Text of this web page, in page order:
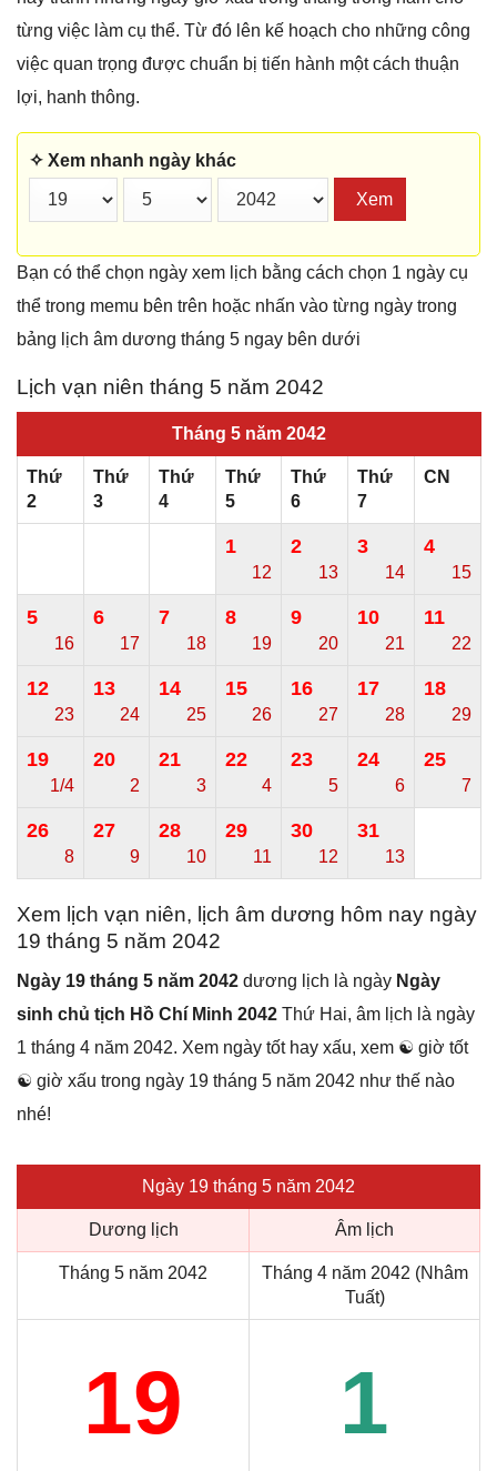
từng việc làm cụ thể. Từ đó lên kế hoạch cho những công
việc quan trọng được chuẩn bị tiến hành một cách thuận
lợi, hanh thông.
✧ Xem nhanh ngày khác
Xem
Bạn có thể chọn ngày xem lịch bằng cách chọn 1 ngày cụ
thể trong memu bên trên hoặc nhấn vào từng ngày trong
bảng lịch âm dương tháng 5 ngay bên dưới
Lịch vạn niên tháng 5 năm 2042
Tháng 5 năm 2042
Thứ
2
Thứ
3
Thứ
4
Thứ
5
Thứ
6
Thứ
7
CN
1
12
2
13
3
14
4
15
5
16
6
17
7
18
8
19
9
20
10
21
11
22
12
23
13
24
14
25
15
26
16
27
17
28
18
29
19
1/4
20
2
21
3
22
4
23
5
24
6
25
7
26
8
27
9
28
10
29
11
30
12
31
13
Xem lịch vạn niên, lịch âm dương hôm nay ngày
19 tháng 5 năm 2042
Ngày 19 tháng 5 năm 2042 dương lịch là ngày Ngày
sinh chủ tịch Hồ Chí Minh 2042 Thứ Hai, âm lịch là ngày
1 tháng 4 năm 2042. Xem ngày tốt hay xấu, xem ☯ giờ tốt
☯ giờ xấu trong ngày 19 tháng 5 năm 2042 như thế nào
nhé!
Ngày 19 tháng 5 năm 2042
Dương lịch Âm lịch
Tháng 5 năm 2042
Tháng 4 năm 2042 (Nhâm
Tuất)
19 1